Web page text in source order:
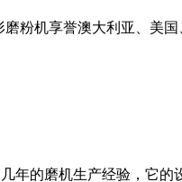
粉机享誉澳大利亚、美
年的磨机生产经验，它